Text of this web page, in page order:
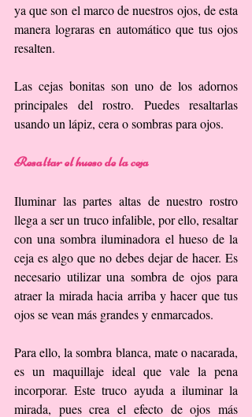
ya que son el marco de nuestros ojos, de esta
manera lograras en automático que tus ojos
resalten.
Las cejas bonitas son uno de los adornos
principales del rostro. Puedes resaltarlas
usando un lápiz, cera o sombras para ojos.
Resaltar el hueso de la ceja
Iluminar las partes altas de nuestro rostro
llega a ser un truco infalible, por ello, resaltar
con una sombra iluminadora el hueso de la
ceja es algo que no debes dejar de hacer. Es
necesario utilizar una sombra de ojos para
atraer la mirada hacia arriba y hacer que tus
ojos se vean más grandes y enmarcados.
Para ello, la sombra blanca, mate o nacarada,
es un maquillaje ideal que vale la pena
incorporar. Este truco ayuda a iluminar la
mirada, pues crea el efecto de ojos más